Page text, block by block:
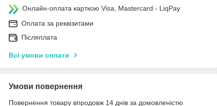
Онлайн-оплата карткою Visa, Mastercard - LiqPay
Оплата за реквізитами
Післяплата
Всі умови оплати
Умови повернення
Повернення товару впродовж 14 днів за домовленістю